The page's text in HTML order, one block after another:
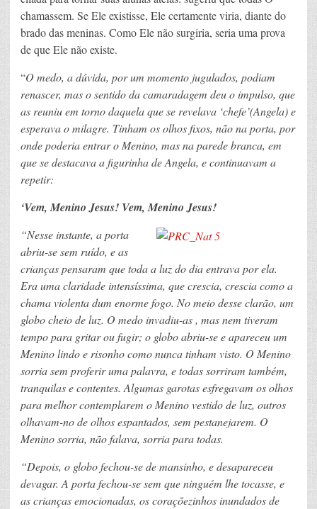
chamassem. Se Ele existisse, Ele certamente viria, diante do
brado das meninas. Como Ele não surgiria, seria uma prova
de que Ele não existe.
“O medo, a dúvida, por um momento jugulados, podiam
renascer, mas o sentido da camaradagem deu o impulso, que
as reuniu em torno daquela que se revelava ‘chefe’(Angela) e
esperava o milagre. Tinham os olhos fixos, não na porta, por
onde poderia entrar o Menino, mas na parede branca, em
que se destacava a figurinha de Angela, e continuavam a
repetir:
‘Vem, Menino Jesus! Vem, Menino Jesus!
“Nesse instante, a porta
abriu-se sem ruído, e as
crianças pensaram que toda a luz do dia entrava por ela.
Era uma claridade intensíssima, que crescia, crescia como a
chama violenta dum enorme fogo. No meio desse clarão, um
globo cheio de luz. O medo invadiu-as , mas nem tiveram
tempo para gritar ou fugir; o globo abriu-se e apareceu um
Menino lindo e risonho como nunca tinham visto. O Menino
sorria sem proferir uma palavra, e todas sorriram também,
tranquilas e contentes. Algumas garotas esfregavam os olhos
para melhor contemplarem o Menino vestido de luz, outros
olhavam-no de olhos espantados, sem pestanejarem. O
Menino sorria, não falava, sorria para todas.
“Depois, o globo fechou-se de mansinho, e desapareceu
devagar. A porta fechou-se sem que ninguém lhe tocasse, e
as crianças emocionadas, os coraçõezinhos inundados de